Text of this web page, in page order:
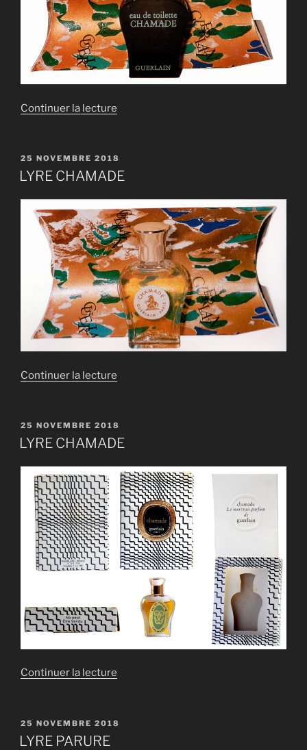
Continuer la lecture
PUBLIÉ
LE
25 NOVEMBRE 2018
LYRE CHAMADE
Continuer la lecture
PUBLIÉ
LE
25 NOVEMBRE 2018
LYRE CHAMADE
Continuer la lecture
PUBLIÉ
LE
25 NOVEMBRE 2018
LYRE PARURE